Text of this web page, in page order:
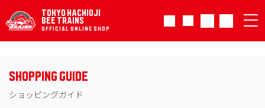
TOKYO HACHIOJI
BEE TRAINS
OFFICIAL ONLINE SHOP
Shopping Guide
ショッピングガイド